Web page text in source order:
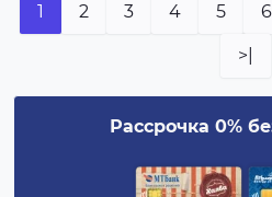
1 2 3 4 5 6
>|
Рассрочка 0%